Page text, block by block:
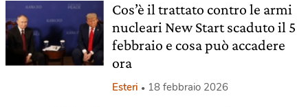
Cos’è il trattato contro le armi
nucleari New Start scaduto il 5
febbraio e cosa può accadere
ora
Esteri 18 febbraio 2026